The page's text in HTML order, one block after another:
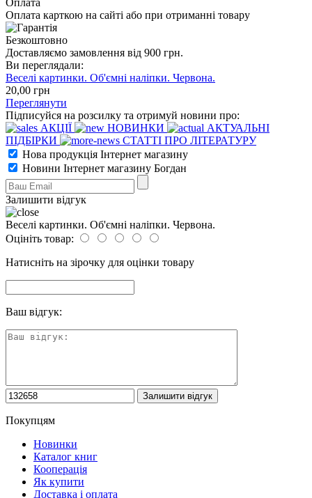
Оплата
Оплата карткою на сайті або при отриманні товару
Безкоштовно
Доставляємо замовлення від 900 грн.
Ви переглядали:
Веселі картинки. Об'ємні наліпки. Червона.
20,00 грн
Переглянути
Підписуйся на розсилку та отримуй новини про:
АКЦІЇ
НОВИНКИ
АКТУАЛЬНІ
ПІДБІРКИ
СТАТТІ ПРО ЛІТЕРАТУРУ
Нова продукція Інтернет магазину
Новини Інтернет магазину Богдан
Залишити відгук
Веселі картинки. Об'ємні наліпки. Червона.
Оцініть товар:
Натисніть на зірочку для оцінки товару
Ваш відгук:
Покупцям
Новинки
Каталог книг
Кооперація
Як купити
Доставка і оплата